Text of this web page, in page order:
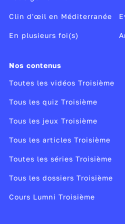
directeur du journal a
ventes explosent lorsqu’il
Comment les médias
La hiérarchie d’un média
spécialité, de sa ligne
l’information, les
quatre critères :
publication.
Clin d'œil en Méditerranée
En plusieurs foi(s)
Nos contenus
Toutes les vidéos Troisième
Tous les quiz Troisième
Tous les jeux Troisième
Tous les articles Troisième
Toutes les séries Troisième
Tous les dossiers Troisième
Cours Lumni Troisième